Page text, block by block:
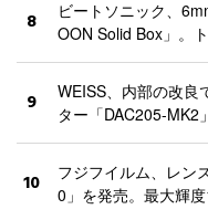
8
ビートソニック、
OON Solid Box」。
9
WEISS、内部の改良
ター「DAC205-MK2」
10
フジフイルム、レン
0」を発売。最大輝